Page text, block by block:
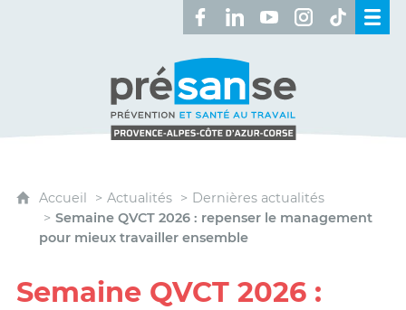
Retrouvez-nous sur Facebook
Retrouvez-nous sur
Retrouvez-nous sur
Retrouvez-
Accueil Actualités
Dernières actualités
Semaine QVCT 2026 : repenser le management
pour mieux travailler ensemble
Semaine QVCT 2026 :